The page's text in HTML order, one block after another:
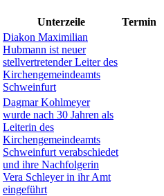
Unterzeile Termin
Diakon Maximilian
Hubmann ist neuer
stellvertretender Leiter des
Kirchengemeindeamts
Schweinfurt
Dagmar Kohlmeyer
wurde nach 30 Jahren als
Leiterin des
Kirchengemeindeamts
Schweinfurt verabschiedet
und ihre Nachfolgerin
Vera Schleyer in ihr Amt
eingeführt